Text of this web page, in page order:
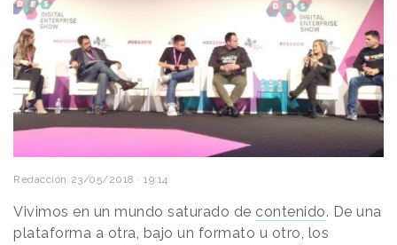
Redacción 23/05/2018 · 19:14
Vivimos en un mundo saturado de contenido. De una
plataforma a otra, bajo un formato u otro, los